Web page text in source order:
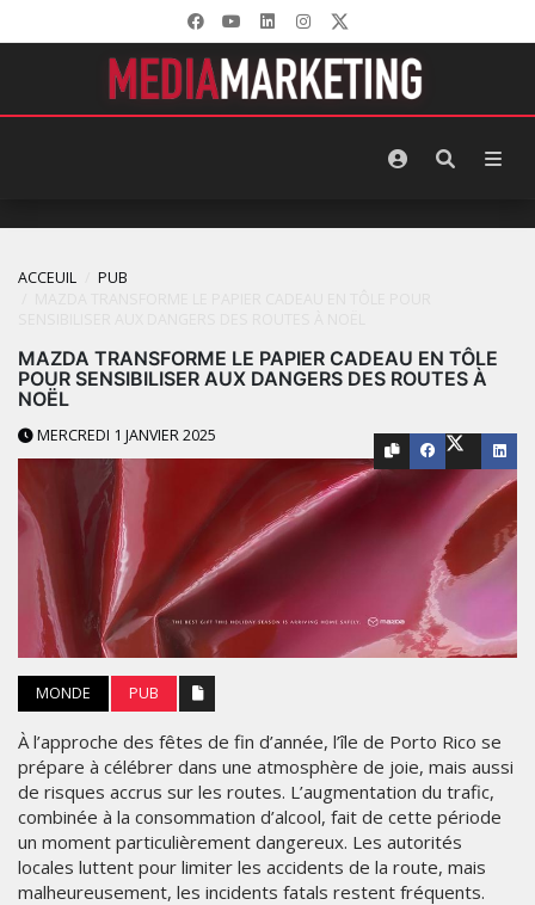
ACCEUIL
PUB
MAZDA TRANSFORME LE PAPIER CADEAU EN TÔLE
POUR SENSIBILISER AUX DANGERS DES ROUTES À
NOËL
MERCREDI 1 JANVIER 2025
MONDE PUB
À l’approche des fêtes de fin d’année, l’île de Porto Rico se
prépare à célébrer dans une atmosphère de joie, mais aussi
de risques accrus sur les routes. L’augmentation du trafic,
combinée à la consommation d’alcool, fait de cette période
un moment particulièrement dangereux. Les autorités
locales luttent pour limiter les accidents de la route, mais
malheureusement, les incidents fatals restent fréquents.